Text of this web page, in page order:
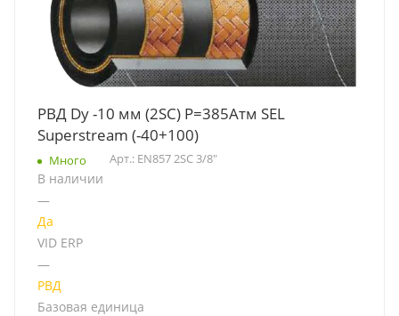
РВД Dу -10 мм (2SC) Р=385Атм SEL
Superstream (-40+100)
Много Арт.: EN857 2SC 3/8"
В наличии
—
Да
VID ERP
—
РВД
Базовая единица